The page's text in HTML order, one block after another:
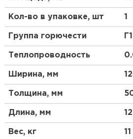
Область применения:
Продукция Ursa Geo
скатных или плоских крыш,
подвалов, пола и потолка.
применяется для изоляции
Московской областиджий,
этого, данные
и для изоляции
специальных отраслях, для
автомобильных и железных
Кол-во в упаковке, шт 1
Группа горючести
Теплопроводность
Ширина, мм
Толщина, мм
Длина, мм
Вес, кг 11
Утеплитель
ПЕРЕЙТИ
Утеплитель
Утеплитель Тимплэкс